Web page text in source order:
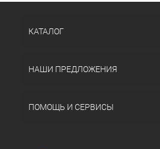
КАТАЛОГ
НАШИ ПРЕДЛОЖЕНИЯ
ПОМОЩЬ И СЕРВИСЫ